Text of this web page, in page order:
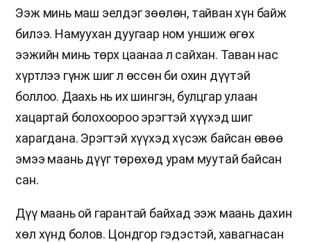
Ээж минь маш эелдэг зөөлөн, тайван хүн байж
билээ. Намуухан дуугаар ном уншиж өгөх
ээжийн минь төрх цаанаа л сайхан. Таван нас
хүртлээ гүнж шиг л өссөн би охин дүүтэй
боллоо. Даахь нь их шингэн, булцгар улаан
хацартай болохоороо эрэгтэй хүүхэд шиг
харагдана. Эрэгтэй хүүхэд хүсэж байсан өвөө
эмээ маань дүүг төрөхөд урам муутай байсан
сан.
Дүү маань ой гарантай байхад ээж маань дахин
хөл хүнд болов. Цондгор гэдэстэй, хавагнасан